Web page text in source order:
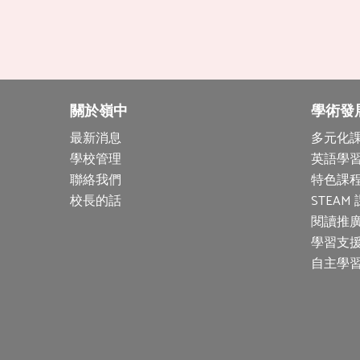
關於嶺中
最新消息
學校管理
聯絡我們
校長的話
學術發
多元化
英語學
特色課
STEAM
閱讀推
學習支
自主學